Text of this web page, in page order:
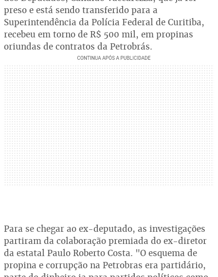
preso e está sendo transferido para a
Superintendência da Polícia Federal de Curitiba,
recebeu em torno de R$ 500 mil, em propinas
oriundas de contratos da Petrobrás.
Para se chegar ao ex-deputado, as investigações
partiram da colaboração premiada do ex-diretor
da estatal Paulo Roberto Costa. "O esquema de
propina e corrupção na Petrobras era partidário,